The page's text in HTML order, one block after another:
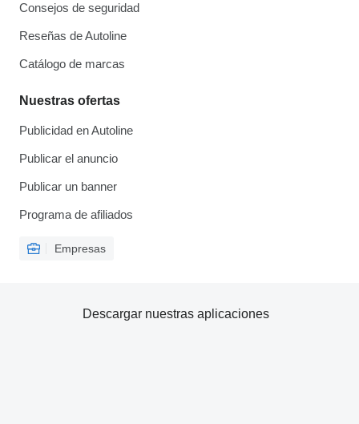
Consejos de seguridad
Reseñas de Autoline
Catálogo de marcas
Nuestras ofertas
Publicidad en Autoline
Publicar el anuncio
Publicar un banner
Programa de afiliados
Empresas
Descargar nuestras aplicaciones